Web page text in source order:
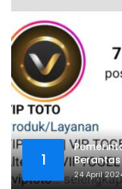
1
24 April